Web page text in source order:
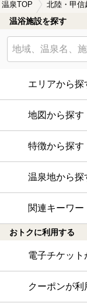
温泉TOP 北陸・甲信
温浴施設を探す
エリアから探
地図から探す
特徴から探す
温泉地から探
関連キーワー
おトクに利用する
電子チケッ
クーポンが